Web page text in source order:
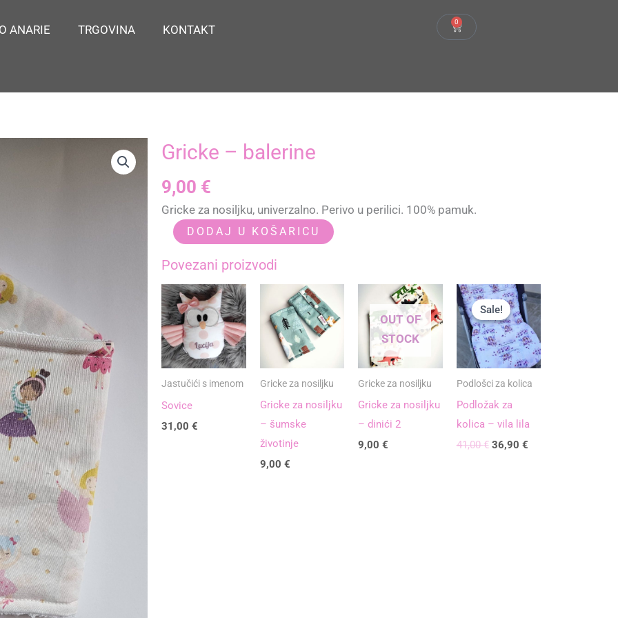
O ANARIE TRGOVINA KONTAKT
0
Cart
Gricke – balerine
9,00 €
Gricke za nosiljku, univerzalno. Perivo u perilici. 100% pamuk.
Gricke
balerine
količina
DODAJ U KOŠARICU
Povezani proizvodi
Jastučići s imenom
Sovice
31,00 €
Gricke za nosiljku
Gricke za nosiljku
– šumske
životinje
9,00 €
OUT OF
STOCK
Gricke za nosiljku
Gricke za nosiljku
– dinići 2
9,00 €
Sale!
Sale!
Podlošci za kolica
Podložak za
kolica – vila lila
41,00€
Izvorna
cijena
bila
je:
41,00 €.
36,90 €
Trenutna
cijena
je:
36,90 €.